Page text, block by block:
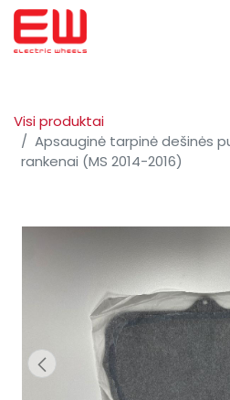
Visi produktai
Apsauginė tarpinė dešinės
rankenai (MS 2014-2016)